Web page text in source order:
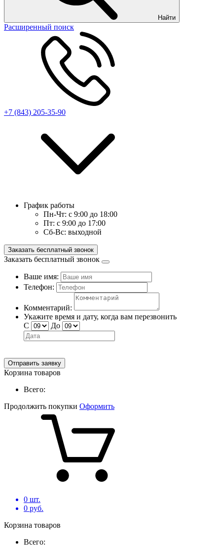
Найти
Расширенный поиск
+7 (843) 205-35-90
График работы
Пн-Чт: с 9:00 до 18:00
Пт: с 9:00 до 17:00
Сб-Вс: выходной
Заказать бесплатный звонок
Заказать бесплатный звонок
Ваше имя:
Телефон:
Комментарий:
Укажите время и дату, когда вам перезвонить
С
До
Отправить заявку
Корзина товаров
Всего:
Продолжить покупки Оформить
0 шт.
0 руб.
Корзина товаров
Всего: